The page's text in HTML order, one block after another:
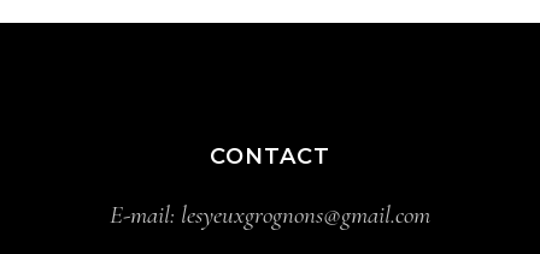
CONTACT
E-mail: lesyeuxgrognons@gmail.com